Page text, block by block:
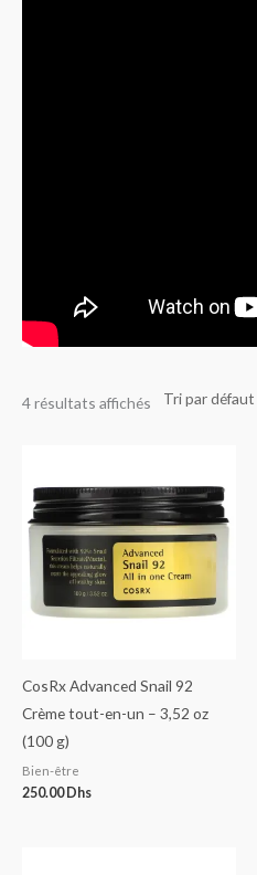
4 résultats affichés
CosRx Advanced Snail 92
Crème tout-en-un – 3,52 oz
(100 g)
Bien-être
250.00 Dhs